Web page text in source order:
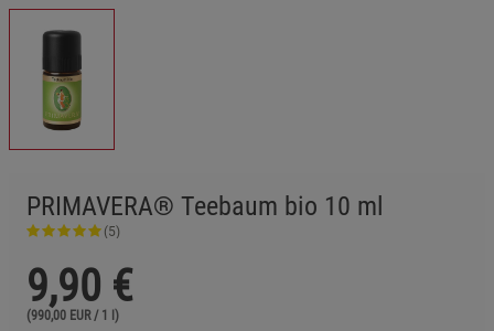
PRIMAVERA® Teebaum bio 10 ml
(5)
9,90 €
(990,00 EUR / 1 l)